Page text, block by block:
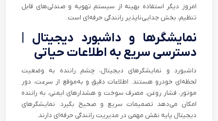
امروز دیگر استفاده بهینه از سیستم تهویه و صندلی‌های قابل
تنظیم، بخش جدایی‌ناپذیر رانندگی حرفه‌ای است.
نمایشگرها و داشبورد دیجیتال |
دسترسی سریع به اطلاعات حیاتی
داشبورد و نمایشگرهای دیجیتال، چشم راننده به وضعیت
لحظه‌ای خودرو هستند. اطلاعات دقیق و به‌موقع از سرعت، دور
موتور، فشار روغن، مصرف سوخت و هشدارهای ایمنی، به راننده
امکان می‌دهد تصمیمات سریع و صحیح بگیرد. نمایشگرهای
دیجیتال پایه نقش مهمی در مدیریت رانندگی حرفه‌ای دارند.